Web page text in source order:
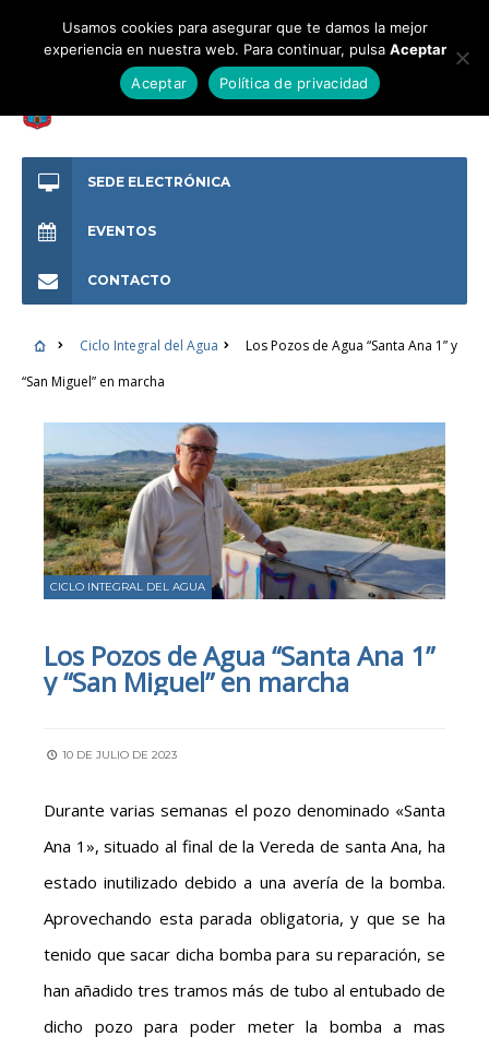
SEDE ELECTRÓNICA
EVENTOS
CONTACTO
Ciclo Integral del Agua
Los Pozos de Agua “Santa Ana 1” y
“San Miguel” en marcha
CICLO INTEGRAL DEL AGUA
Los Pozos de Agua “Santa Ana 1”
y “San Miguel” en marcha
10 DE JULIO DE 2023
Durante varias semanas el pozo denominado «Santa
Ana 1», situado al final de la Vereda de santa Ana, ha
estado inutilizado debido a una avería de la bomba.
Aprovechando esta parada obligatoria, y que se ha
tenido que sacar dicha bomba para su reparación, se
han añadido tres tramos más de tubo al entubado de
dicho pozo para poder meter la bomba a mas
Usamos cookies para asegurar que te damos la mejor
experiencia en nuestra web. Para continuar, pulsa Aceptar
Aceptar
Política de privacidad